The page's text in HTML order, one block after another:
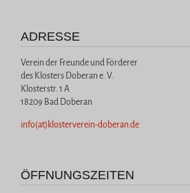
ADRESSE
Verein der Freunde und Förderer
des Klosters Doberan e. V.
Klosterstr. 1 A
18209 Bad Doberan
info(at)klosterverein-doberan.de
ÖFFNUNGSZEITEN